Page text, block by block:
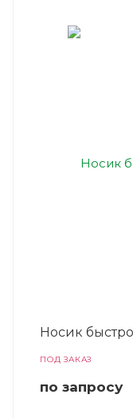
Носик
ПОД ЗАКАЗ
по запросу